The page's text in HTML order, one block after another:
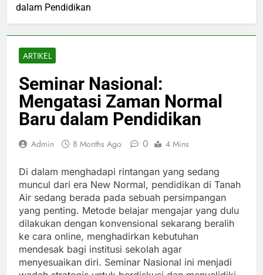
dalam Pendidikan
ARTIKEL
Seminar Nasional:
Mengatasi Zaman Normal
Baru dalam Pendidikan
Admin 8 Months Ago 0 4 Mins
Di dalam menghadapi rintangan yang sedang
muncul dari era New Normal, pendidikan di Tanah
Air sedang berada pada sebuah persimpangan
yang penting. Metode belajar mengajar yang dulu
dilakukan dengan konvensional sekarang beralih
ke cara online, menghadirkan kebutuhan
mendesak bagi institusi sekolah agar
menyesuaikan diri. Seminar Nasional ini menjadi